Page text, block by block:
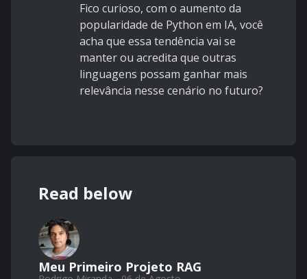
Fico curioso, com o aumento da
popularidade de Python em IA, você
acha que essa tendência vai se
manter ou acredita que outras
linguagens possam ganhar mais
relevância nesse cenário no futuro?
Read below
Meu Primeiro Projeto RAG